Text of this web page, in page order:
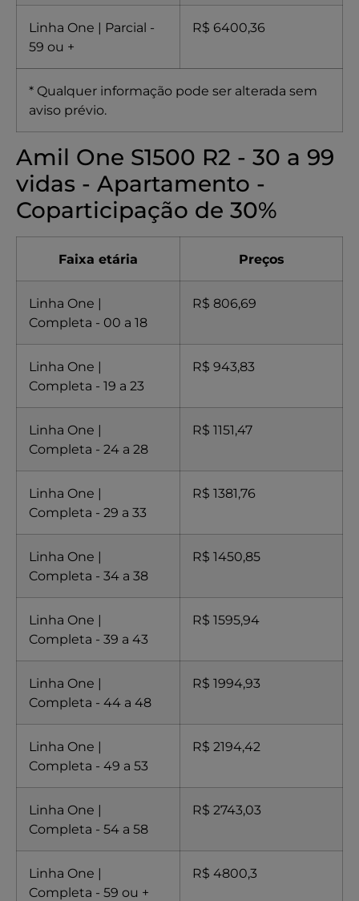
Linha One | Parcial -
59 ou +
R$ 6400,36
* Qualquer informação pode ser alterada sem
aviso prévio.
Amil One S1500 R2 - 30 a 99
vidas - Apartamento -
Coparticipação de 30%
Faixa etária Preços
Linha One |
Completa - 00 a 18
R$ 806,69
Linha One |
Completa - 19 a 23
R$ 943,83
Linha One |
Completa - 24 a 28
R$ 1151,47
Linha One |
Completa - 29 a 33
R$ 1381,76
Linha One |
Completa - 34 a 38
R$ 1450,85
Linha One |
Completa - 39 a 43
R$ 1595,94
Linha One |
Completa - 44 a 48
R$ 1994,93
Linha One |
Completa - 49 a 53
R$ 2194,42
Linha One |
Completa - 54 a 58
R$ 2743,03
Linha One |
Completa - 59 ou +
R$ 4800,3